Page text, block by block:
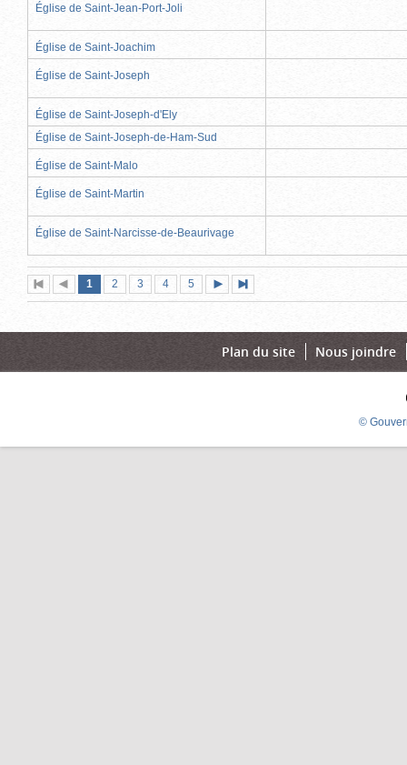
Église de Saint-Jean-Port-Joli
Église de Saint-Joachim
Église de Saint-Joseph
Église de Saint-Joseph-d'Ely
Église de Saint-Joseph-de-Ham-Sud
Église de Saint-Malo
Église de Saint-Martin
Église de Saint-Narcisse-de-Beaurivage
Première
page
Page
précédente
Page
1 (page
actuelle)
Page
2 Page
3 Page
4 Page
5
suivante
page
Plan du site Nous joindre
©